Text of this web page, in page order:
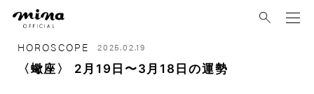
HOROSCOPE 2025.02.19
〈蠍座〉 2月19日〜3月18日の運勢